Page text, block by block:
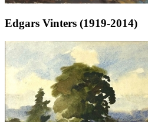
Edgars Vinters (1919-2014)